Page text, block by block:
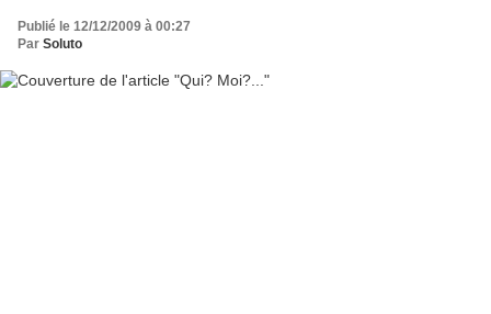
Publié le 12/12/2009 à 00:27
Par Soluto